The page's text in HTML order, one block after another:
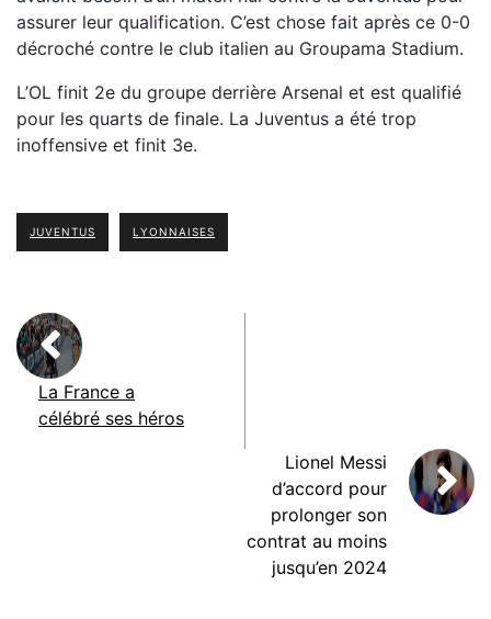
assurer leur qualification. C’est chose fait après ce 0-0
décroché contre le club italien au Groupama Stadium.
L’OL finit 2e du groupe derrière Arsenal et est qualifié
pour les quarts de finale. La Juventus a été trop
inoffensive et finit 3e.
JUVENTUS LYONNAISES
La France a
célébré ses héros
Lionel Messi
d’accord pour
prolonger son
contrat au moins
jusqu’en 2024